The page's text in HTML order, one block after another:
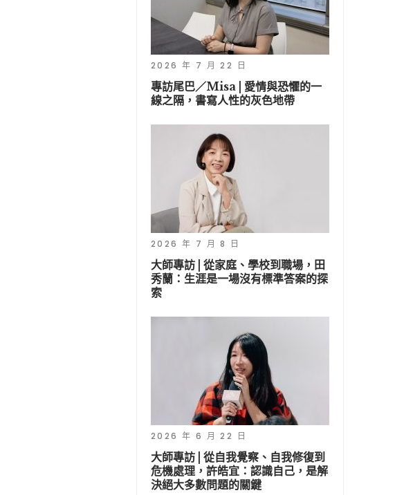
2026 年 7 月 22 日
專訪尾巴／Misa | 愛情與恐懼的一
線之隔，書寫人性的灰色地帶
2026 年 7 月 8 日
大師專訪 | 從家庭、學校到職場，田
秀蘭：生涯是一場沒有標準答案的探
索
2026 年 6 月 22 日
大師專訪 | 從自我覺察、自我修復到
危機處理，許皓宜：認識自己，是解
決絕大多數問題的關鍵